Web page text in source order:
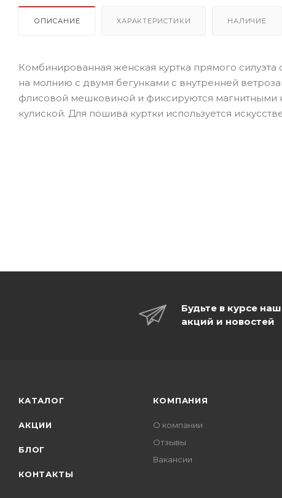
ОПИСАНИЕ ХАРАКТЕРИСТИКИ НАЛИЧИЕ
Комбинированная женская куртка прямого
на молнию с двумя бегунками с внутренней
флисовой мешковиной и фиксируются магнитными
кулиской. Для пошива куртки используется
Будьте в курсе
акций и новостей
КАТАЛОГ
АКЦИИ
БЛОГ
КОНТАКТЫ
КОМПАНИЯ
О компании
Отзывы
Вакансии